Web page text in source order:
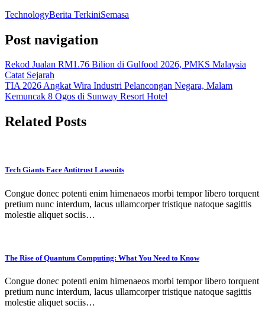
TechnologyBerita TerkiniSemasa
Post navigation
Rekod Jualan RM1.76 Bilion di Gulfood 2026, PMKS Malaysia
Catat Sejarah
TIA 2026 Angkat Wira Industri Pelancongan Negara, Malam
Kemuncak 8 Ogos di Sunway Resort Hotel
Related Posts
Tech Giants Face Antitrust Lawsuits
Congue donec potenti enim himenaeos morbi tempor libero torquent
pretium nunc interdum, lacus ullamcorper tristique natoque sagittis
molestie aliquet sociis…
The Rise of Quantum Computing: What You Need to Know
Congue donec potenti enim himenaeos morbi tempor libero torquent
pretium nunc interdum, lacus ullamcorper tristique natoque sagittis
molestie aliquet sociis…